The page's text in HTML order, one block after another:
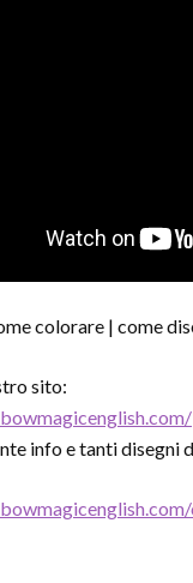
colorare | come
sito:
info e tanti disegni